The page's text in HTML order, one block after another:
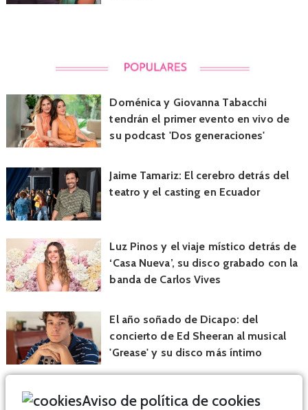
Doménica y Giovanna Tabacchi
tendrán el primer evento en vivo de
su podcast 'Dos generaciones'
Jaime Tamariz: El cerebro detrás del
teatro y el casting en Ecuador
Luz Pinos y el viaje místico detrás de
‘Casa Nueva’, su disco grabado con la
banda de Carlos Vives
El año soñado de Dicapo: del
concierto de Ed Sheeran al musical
'Grease' y su disco más íntimo
Aviso de política de cookies